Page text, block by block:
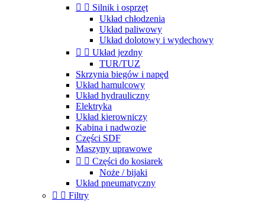
  Silnik i osprzęt
Układ chłodzenia
Układ paliwowy
Układ dolotowy i wydechowy
  Układ jezdny
TUR/TUZ
Skrzynia biegów i napęd
Układ hamulcowy
Układ hydrauliczny
Elektryka
Układ kierowniczy
Kabina i nadwozie
Części SDF
Maszyny uprawowe
  Części do kosiarek
Noże / bijaki
Układ pneumatyczny
  Filtry